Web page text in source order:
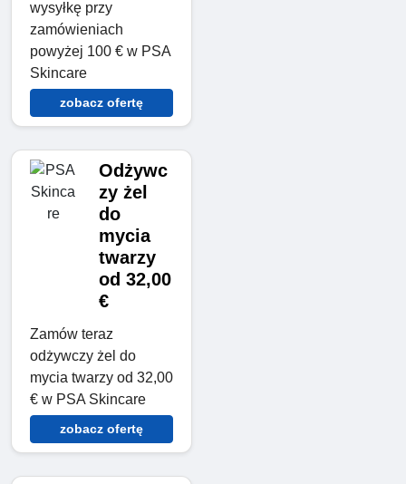
wysyłkę przy
zamówieniach
powyżej 100 € w PSA
Skincare
zobacz ofertę
Odżywc
zy żel
do
mycia
twarzy
od 32,00
€
Zamów teraz
odżywczy żel do
mycia twarzy od 32,00
€ w PSA Skincare
zobacz ofertę